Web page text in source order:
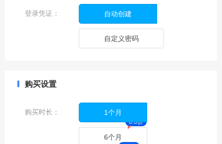
64G-1000GSSD/50MCN2
香港E5-2696V4*2-
64G-1000GSSD/50MCN2
NVME/50MCN2
香港E5-2630*2-32G-
500GSSD/100M CN2
登录凭证： 自动创建
自定义密码
购买设置
购买时长： 1个月
6个月
8.3折